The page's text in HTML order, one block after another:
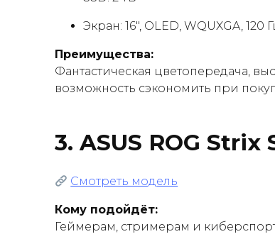
Экран: 16″, OLED, WQUXGA, 120
Преимущества:
Фантастическая цветопередача,
возможность сэкономить при
3. ASUS ROG Strix
Смотреть модель
Кому подойдёт:
Геймерам, стримерам и